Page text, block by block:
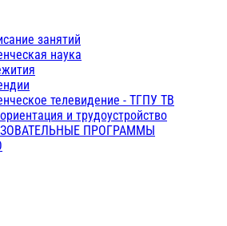
занятий
наука
телевидение - ТГПУ ТВ
и трудоустройство
ПРОГРАММЫ